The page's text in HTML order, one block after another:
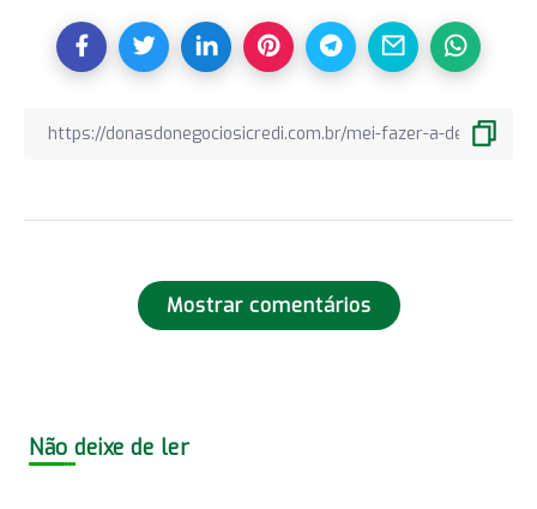
Mostrar comentários
Não deixe de ler